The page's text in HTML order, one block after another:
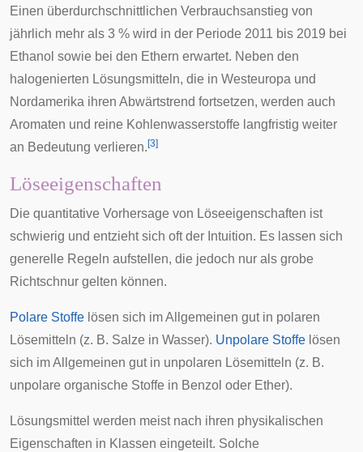
Einen überdurchschnittlichen Verbrauchsanstieg von
jährlich mehr als 3 % wird in der Periode 2011 bis 2019 bei
Ethanol sowie bei den Ethern erwartet. Neben den
halogenierten Lösungsmitteln, die in Westeuropa und
Nordamerika ihren Abwärtstrend fortsetzen, werden auch
Aromaten und reine Kohlenwasserstoffe langfristig weiter
an Bedeutung verlieren. [3]
Löseeigenschaften
Die quantitative Vorhersage von Löseeigenschaften ist
schwierig und entzieht sich oft der Intuition. Es lassen sich
generelle Regeln aufstellen, die jedoch nur als grobe
Richtschnur gelten können.
Polare Stoffe lösen sich im Allgemeinen gut in polaren
Lösemitteln (z. B. Salze in Wasser). Unpolare Stoffe lösen
sich im Allgemeinen gut in unpolaren Lösemitteln (z. B.
unpolare organische Stoffe in Benzol oder Ether).
Lösungsmittel werden meist nach ihren physikalischen
Eigenschaften in Klassen eingeteilt. Solche